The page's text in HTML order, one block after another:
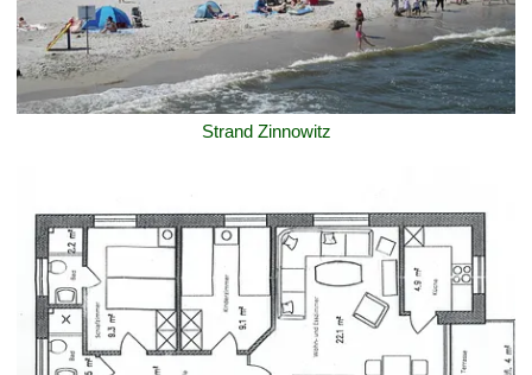
Strand Zinnowitz